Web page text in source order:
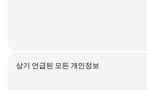
상기 언급된 모든 개인정보